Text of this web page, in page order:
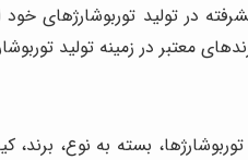
در تولید
بسته به نوع،